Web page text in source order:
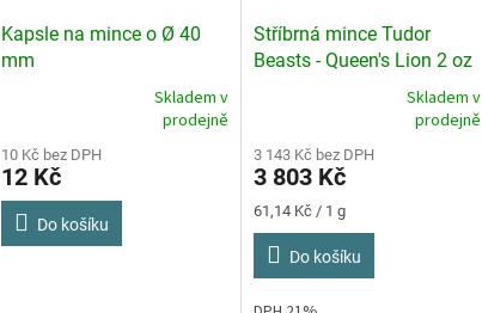
Kapsle na mince o Ø 40
mm
produktu
je
3,0
5
Skladem v
prodejně
10 Kč bez DPH
12 Kč
Do košíku
Stříbrná mince Tudor
Beasts - Queen's Lion 2 oz
produktu
je
4,3
hvězdiček.
Skladem v
prodejně
3 143 Kč bez DPH
3 803 Kč
Měrná
cena:
61,14 Kč / 1 g
Do košíku